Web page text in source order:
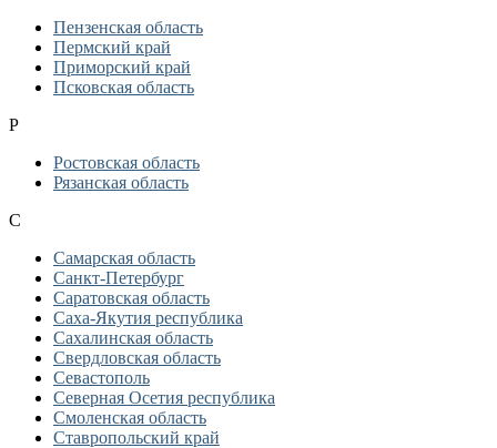
Пензенская область
Пермский край
Приморский край
Псковская область
Р
Ростовская область
Рязанская область
С
Самарская область
Санкт-Петербург
Саратовская область
Саха-Якутия республика
Сахалинская область
Свердловская область
Севастополь
Северная Осетия республика
Смоленская область
Ставропольский край